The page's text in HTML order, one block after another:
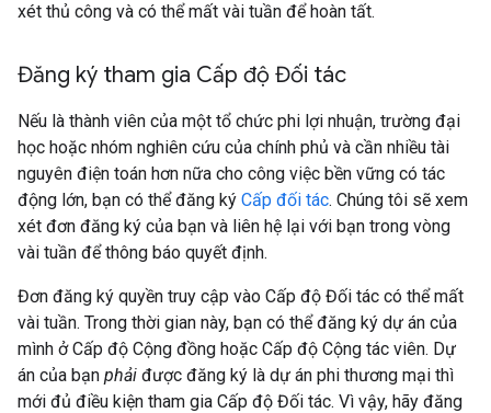
xét thủ công và có thể mất vài tuần để hoàn tất.
Đăng ký tham gia Cấp độ Đối tác
Nếu là thành viên của một tổ chức phi lợi nhuận, trường đại
học hoặc nhóm nghiên cứu của chính phủ và cần nhiều tài
nguyên điện toán hơn nữa cho công việc bền vững có tác
động lớn, bạn có thể đăng ký Cấp đối tác. Chúng tôi sẽ xem
xét đơn đăng ký của bạn và liên hệ lại với bạn trong vòng
vài tuần để thông báo quyết định.
Đơn đăng ký quyền truy cập vào Cấp độ Đối tác có thể mất
vài tuần. Trong thời gian này, bạn có thể đăng ký dự án của
mình ở Cấp độ Cộng đồng hoặc Cấp độ Cộng tác viên. Dự
án của bạn phải được đăng ký là dự án phi thương mại thì
mới đủ điều kiện tham gia Cấp độ Đối tác. Vì vậy, hãy đăng